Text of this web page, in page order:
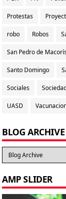
Protestas
robo Robos
San Pedro de
Santo Domingo
Sociales
UASD
BLOG ARCHIVE
AMP SLIDER